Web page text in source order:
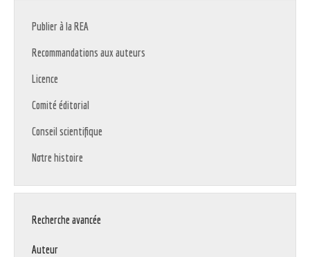
Publier à la REA
Recommandations aux auteurs
Licence
Comité éditorial
Conseil scientifique
Notre histoire
Recherche avancée
Auteur